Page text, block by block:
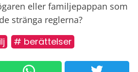
eller familjepappan som
stränga reglerna?
# berättelser